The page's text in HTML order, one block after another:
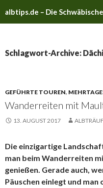
Schlagwort-Archive:
GEFÜHRTE TOUREN,
Wanderreiten mit
13. AUGUST 2017
Die einzigartige
man beim Wanderreiten
genießen. Gerade auch,
Päuschen einlegt und man